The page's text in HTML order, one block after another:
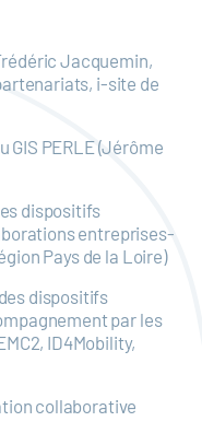
Jacquemin,
i-site de
PERLE (Jérôme
dispositifs
entreprises-
Pays de la Loire)
dispositifs
par les
ID4Mobility,
collaborative